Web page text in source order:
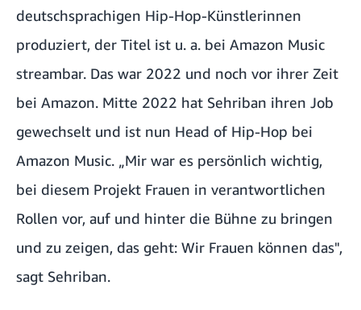
deutschsprachigen Hip-Hop-Künstlerinnen
produziert, der Titel ist u. a. bei Amazon Music
streambar. Das war 2022 und noch vor ihrer Zeit
bei Amazon. Mitte 2022 hat Sehriban ihren Job
gewechselt und ist nun Head of Hip-Hop bei
Amazon Music. „Mir war es persönlich wichtig,
bei diesem Projekt Frauen in verantwortlichen
Rollen vor, auf und hinter die Bühne zu bringen
und zu zeigen, das geht: Wir Frauen können das",
sagt Sehriban.